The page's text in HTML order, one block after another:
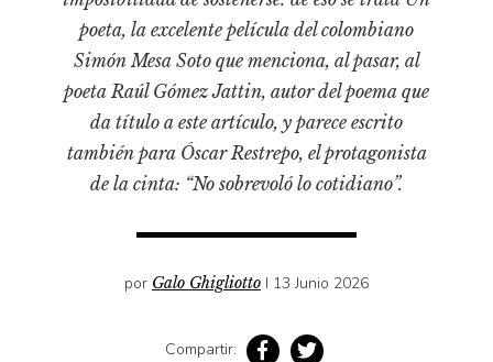
Historia material de los libros
Lagunas mentales
Libros usados
Literatura
Medioambiente
Narrativas visuales
poeta, la excelente película del colombiano
Simón Mesa Soto que menciona, al pasar, al
poeta Raúl Gómez Jattin, autor del poema que
da título a este artículo, y parece escrito
también para Óscar Restrepo, el protagonista
de la cinta: “No sobrevoló lo cotidiano”.
por Galo Ghigliotto I 13 Junio 2026
Compartir: